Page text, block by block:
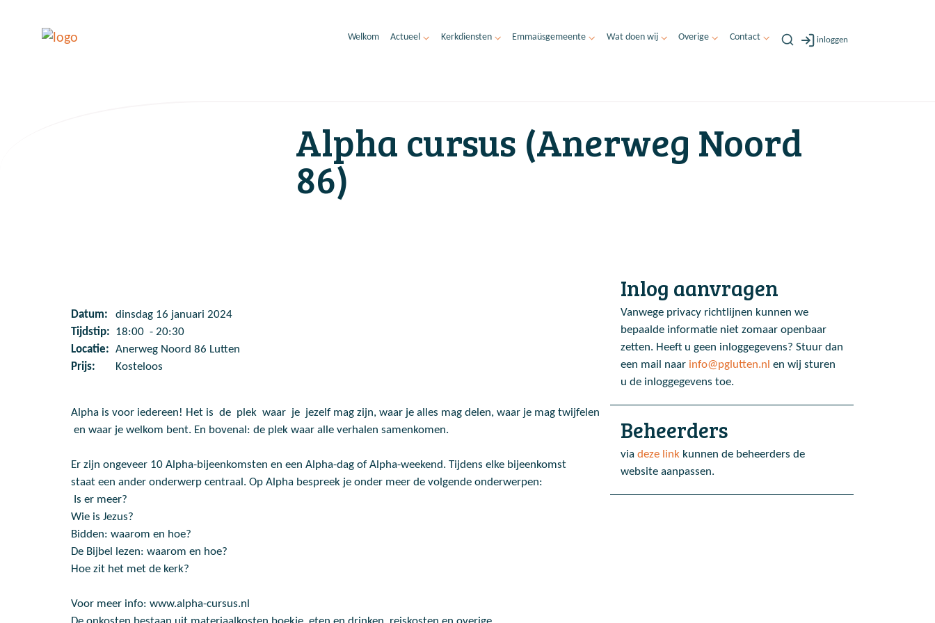
Welkom Actueel Kerkdiensten Emmaüsgemeente Wat doen wij Overige Contact inloggen
Alpha cursus (Anerweg Noord
86)
Datum:
dinsdag 16 januari 2024
Tijdstip: 18:00 - 20:30
Locatie: Anerweg Noord 86 Lutten
Prijs:
Kosteloos
Alpha is voor iedereen! Het is de plek waar je jezelf mag zijn, waar je alles mag delen, waar je mag twijfelen
en waar je welkom bent. En bovenal: de plek waar alle verhalen samenkomen.
Er zijn ongeveer 10 Alpha-bijeenkomsten en een Alpha-dag of Alpha-weekend. Tijdens elke bijeenkomst
staat een ander onderwerp centraal. Op Alpha bespreek je onder meer de volgende onderwerpen:
Is er meer?
Wie is Jezus?
Bidden: waarom en hoe?
De Bijbel lezen: waarom en hoe?
Hoe zit het met de kerk?
Voor meer info: www.alpha-cursus.nl
Inlog aanvragen
Vanwege privacy richtlijnen kunnen we
bepaalde informatie niet zomaar openbaar
zetten. Heeft u geen inloggegevens? Stuur dan
een mail naar info@pglutten.nl en wij sturen
u de inloggegevens toe.
Beheerders
via deze link kunnen de beheerders de
website aanpassen.